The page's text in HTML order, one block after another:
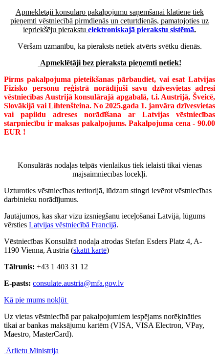
Apmeklētāji konsulāro pakalpojumu saņemšanai klātienē tiek
pieņemti vēstniecībā pirmdienās un ceturtdienās, pamatojoties uz
iepriekšēju pierakstu elektroniskajā pierakstu sistēmā.
Vēršam uzmanību, ka pieraksts netiek atvērts svētku dienās.
Apmeklētāji bez pieraksta pieņemti netiek!
Pirms pakalpojuma pieteikšanas pārbaudiet, vai esat Latvijas
Fizisko personu reģistrā norādījuši savu dzīvesvietas adresi
vēstniecības Austrijā konsulārajā apgabalā, t.i. Austrijā, Šveicē,
Slovākijā vai Lihtenšteina. No 2025.gada 1. janvāra dzīvesvietas
vai papildu adreses norādīšana ar Latvijas vēstniecības
starpniecību ir maksas pakalpojums. Pakalpojuma cena - 90.00
EUR !
Konsulārās nodaļas telpās vienlaikus tiek ielaisti tikai vienas
mājsaimniecības locekļi.
Uzturoties vēstniecības teritorijā, lūdzam stingri ievērot vēstniecības
darbinieku norādījumus.
Jautājumos, kas skar vīzu izsniegšanu ieceļošanai Latvijā, lūgums
vērsties Latvijas vēstniecībā Francijā.
Vēstniecības Konsulārā nodaļa atrodas Stefan Esders Platz 4, A-
1190 Vienna, Austria (skatīt kartē)
Tālrunis: +43 1 403 31 12
E-pasts: consulate.austria@mfa.gov.lv
Kā pie mums nokļūt
Uz vietas vēstniecībā par pakalpojumiem iespējams norēķināties
tikai ar bankas maksājumu kartēm (VISA, VISA Electron, VPay,
Maestro, MasterCard).
Ārlietu Ministrija